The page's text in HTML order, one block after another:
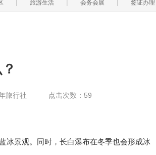
| 旅游生活 | 会务会展 | 签证办理
旅行社 点击次数：59
冰景观。同时，长白瀑布在冬季也会形成冰